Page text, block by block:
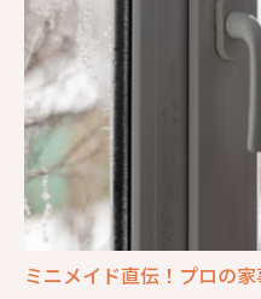
ミニメイド直伝！プロの